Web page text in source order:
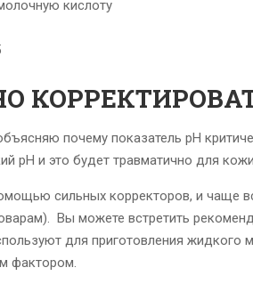
кислоту
почему показатель рН
рН и это будет травматично для
сильных корректоров, и чаще
Вы можете встретить
для приготовления жидкого
фактором.